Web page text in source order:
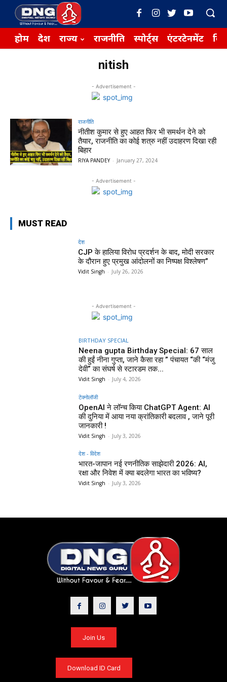
होम देश राज्य राजनीति स्पोर्ट्स एंटरटेनमेंट
nitish
- Advertisement -
राजनीति
नीतीश कुमार से हुए आहत फिर भी समर्थन देने को
तैयार, राजनीति का कोई शत्रु नहीं उदाहरण दिखा रही
बिहार
RIYA PANDEY - January 27, 2024
- Advertisement -
MUST READ
देश
CJP के हालिया विरोध प्रदर्शन के बाद, मोदी सरकार
के दौरान हुए प्रमुख आंदोलनों का निष्पक्ष विश्लेषण”
Vidit Singh - July 26, 2026
- Advertisement -
BIRTHDAY SPECIAL
Neena gupta Birthday Special: 67 साल
की हुईं नीना गुप्ता, जाने कैसा रहा ” पंचायत “की “मंजु
देवी” का संघर्ष से स्टारडम तक...
Vidit Singh - July 4, 2026
टेक्नोलॉजी
OpenAI ने लॉन्च किया ChatGPT Agent: AI
की दुनिया में आया नया क्रांतिकारी बदलाव , जाने पूरी
जानकारी !
Vidit Singh - July 3, 2026
देश - विदेश
भारत-जापान नई रणनीतिक साझेदारी 2026: AI,
रक्षा और निवेश में क्या बदलेगा भारत का भविष्य?
Vidit Singh - July 3, 2026
Join Us
Download ID Card